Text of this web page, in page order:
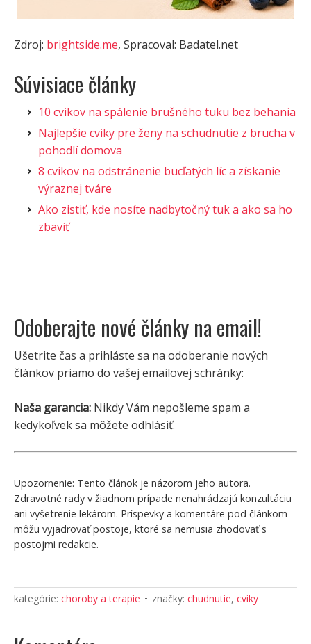
Zdroj: brightside.me, Spracoval: Badatel.net
Súvisiace články
10 cvikov na spálenie brušného tuku bez behania
Najlepšie cviky pre ženy na schudnutie z brucha v
pohodlí domova
8 cvikov na odstránenie bucľatých líc a získanie
výraznej tváre
Ako zistiť, kde nosíte nadbytočný tuk a ako sa ho
zbaviť
Odoberajte nové články na email!
Ušetrite čas a prihláste sa na odoberanie nových
článkov priamo do vašej emailovej schránky:
Naša garancia: Nikdy Vám nepošleme spam a
kedykoľvek sa môžete odhlásiť.
Upozornenie: Tento článok je názorom jeho autora.
Zdravotné rady v žiadnom prípade nenahrádzajú konzultáciu
ani vyšetrenie lekárom. Príspevky a komentáre pod článkom
môžu vyjadrovať postoje, ktoré sa nemusia zhodovať s
postojmi redakcie.
kategórie: choroby a terapie značky: chudnutie, cviky